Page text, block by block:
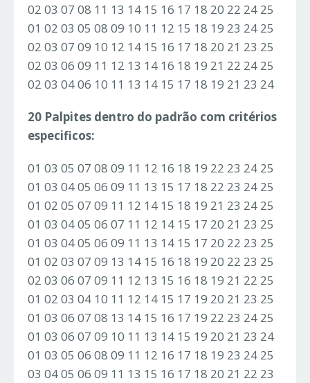
02 03 07 08 11 13 14 15 16 17 18 20 22 24 25
01 02 03 05 08 09 10 11 12 15 18 19 23 24 25
02 03 07 09 10 12 14 15 16 17 18 20 21 23 25
02 03 06 09 11 12 13 14 16 18 19 21 22 24 25
02 03 04 06 10 11 13 14 15 17 18 19 21 23 24
20 Palpites dentro do padrão com critérios
especificos:
01 03 05 07 08 09 11 12 16 18 19 22 23 24 25
01 03 04 05 06 09 11 13 15 17 18 22 23 24 25
01 02 05 07 09 11 12 14 15 18 19 21 23 24 25
01 03 04 05 06 07 11 12 14 15 17 20 21 23 25
01 03 04 05 06 09 11 13 14 15 17 20 22 23 25
01 02 03 07 09 13 14 15 16 18 19 20 22 23 25
02 03 06 07 09 11 12 13 15 16 18 19 21 22 25
01 02 03 04 10 11 12 14 15 17 19 20 21 23 25
01 03 06 07 08 13 14 15 16 17 19 22 23 24 25
01 03 06 07 09 10 11 13 14 15 19 20 21 23 24
01 03 05 06 08 09 11 12 16 17 18 19 23 24 25
03 04 05 06 09 11 13 15 16 17 18 20 21 22 23